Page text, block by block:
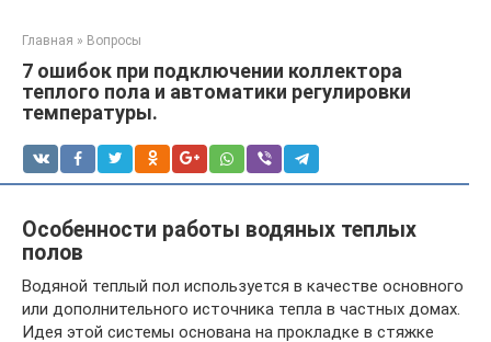
Главная » Вопросы
7 ошибок при подключении коллектора
теплого пола и автоматики регулировки
температуры.
Особенности работы водяных теплых
полов
Водяной теплый пол используется в качестве основного
или дополнительного источника тепла в частных домах.
Идея этой системы основана на прокладке в стяжке